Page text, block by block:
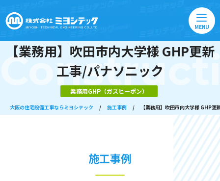
MENU
【業務用】吹田市内大学様 GHP更新
工事/パナソニック
業務用GHP（ガスヒーポン）
大阪の住宅設備工事ならミヨシテック / 施工事例 / 【業務用】吹田市内大学様 GHP
施工事例